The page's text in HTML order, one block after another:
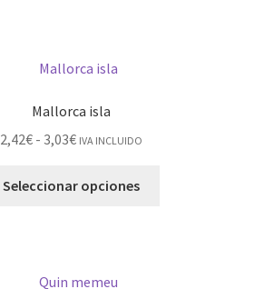
Mallorca isla
2,42€ - 3,03€ IVA INCLUIDO
Seleccionar opciones